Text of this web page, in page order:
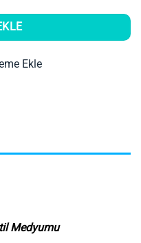
Ekle
Medyumu